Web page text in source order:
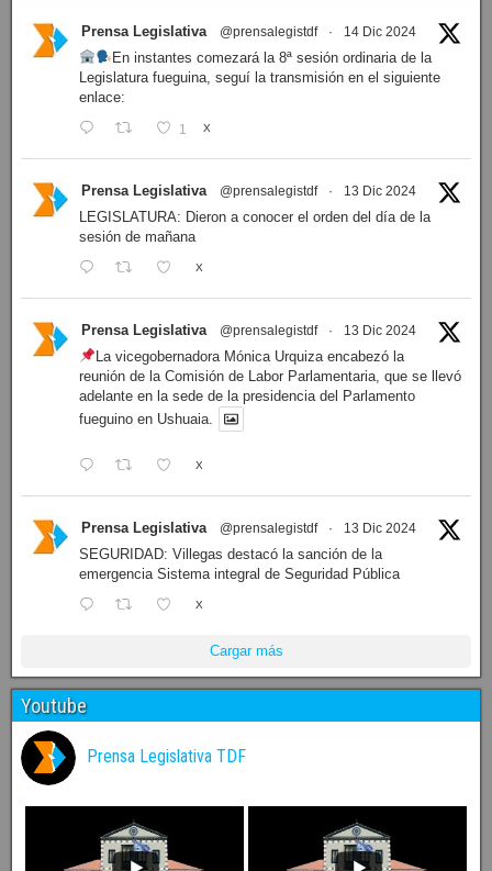
Prensa Legislativa @prensalegistdf · 14 Dic 2024
En instantes comezará la 8ª sesión ordinaria de la
Legislatura fueguina, seguí la transmisión en el siguiente
enlace:
1 X
Prensa Legislativa @prensalegistdf · 13 Dic 2024
LEGISLATURA: Dieron a conocer el orden del día de la
sesión de mañana
X
Prensa Legislativa @prensalegistdf · 13 Dic 2024
La vicegobernadora Mónica Urquiza encabezó la
reunión de la Comisión de Labor Parlamentaria, que se llevó
adelante en la sede de la presidencia del Parlamento
fueguino en Ushuaia.
X
Prensa Legislativa @prensalegistdf · 13 Dic 2024
SEGURIDAD: Villegas destacó la sanción de la
emergencia Sistema integral de Seguridad Pública
X
Cargar más
Youtube
Prensa Legislativa TDF